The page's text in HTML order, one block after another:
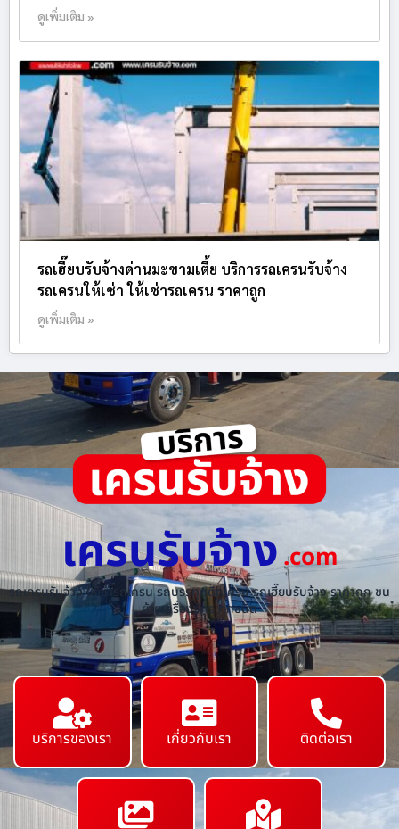
ดูเพิ่มเติม »
รถเฮี๊ยบรับจ้างด่านมะขามเตี้ย บริการรถเครนรับจ้าง
รถเครนให้เช่า ให้เช่ารถเครน ราคาถูก
ดูเพิ่มเติม »
เครนรับจ้าง.com
รถเครนรับจ้าง ให้เช่ารถเครน รถบรรทุกติดเครน รถเฮี๊ยบรับจ้าง ราคาถูก ขน
ย้ายเครื่องจักร ทุกชนิด
บริการของเรา เกี่ยวกับเรา ติดต่อเรา